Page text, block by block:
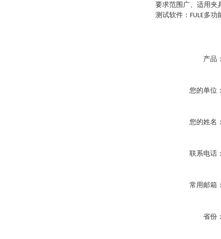
要求范围广、适用夹
测试软件 ： FULE多功
产品
您的单位
您的姓名
联系电话
常用邮箱
省份